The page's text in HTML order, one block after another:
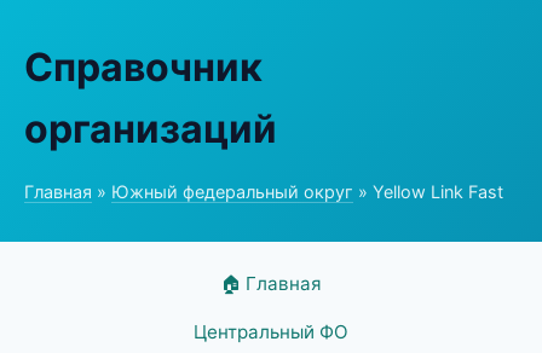
Справочник
организаций
Главная » Южный федеральный округ » Yellow Link Fast
🏠 Главная
Центральный ФО